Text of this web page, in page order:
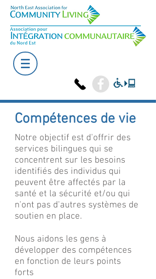
Compétences de vie
Notre objectif est d'offrir des
services bilingues qui se
concentrent sur les besoins
identifiés des individus qui
peuvent être affectés par la
santé et la sécurité et/ou qui
n'ont pas d'autres systèmes de
soutien en place.
Nous aidons les gens à
développer des compétences
en fonction de leurs points
forts